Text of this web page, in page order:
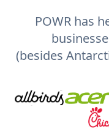
POWR has
(besides